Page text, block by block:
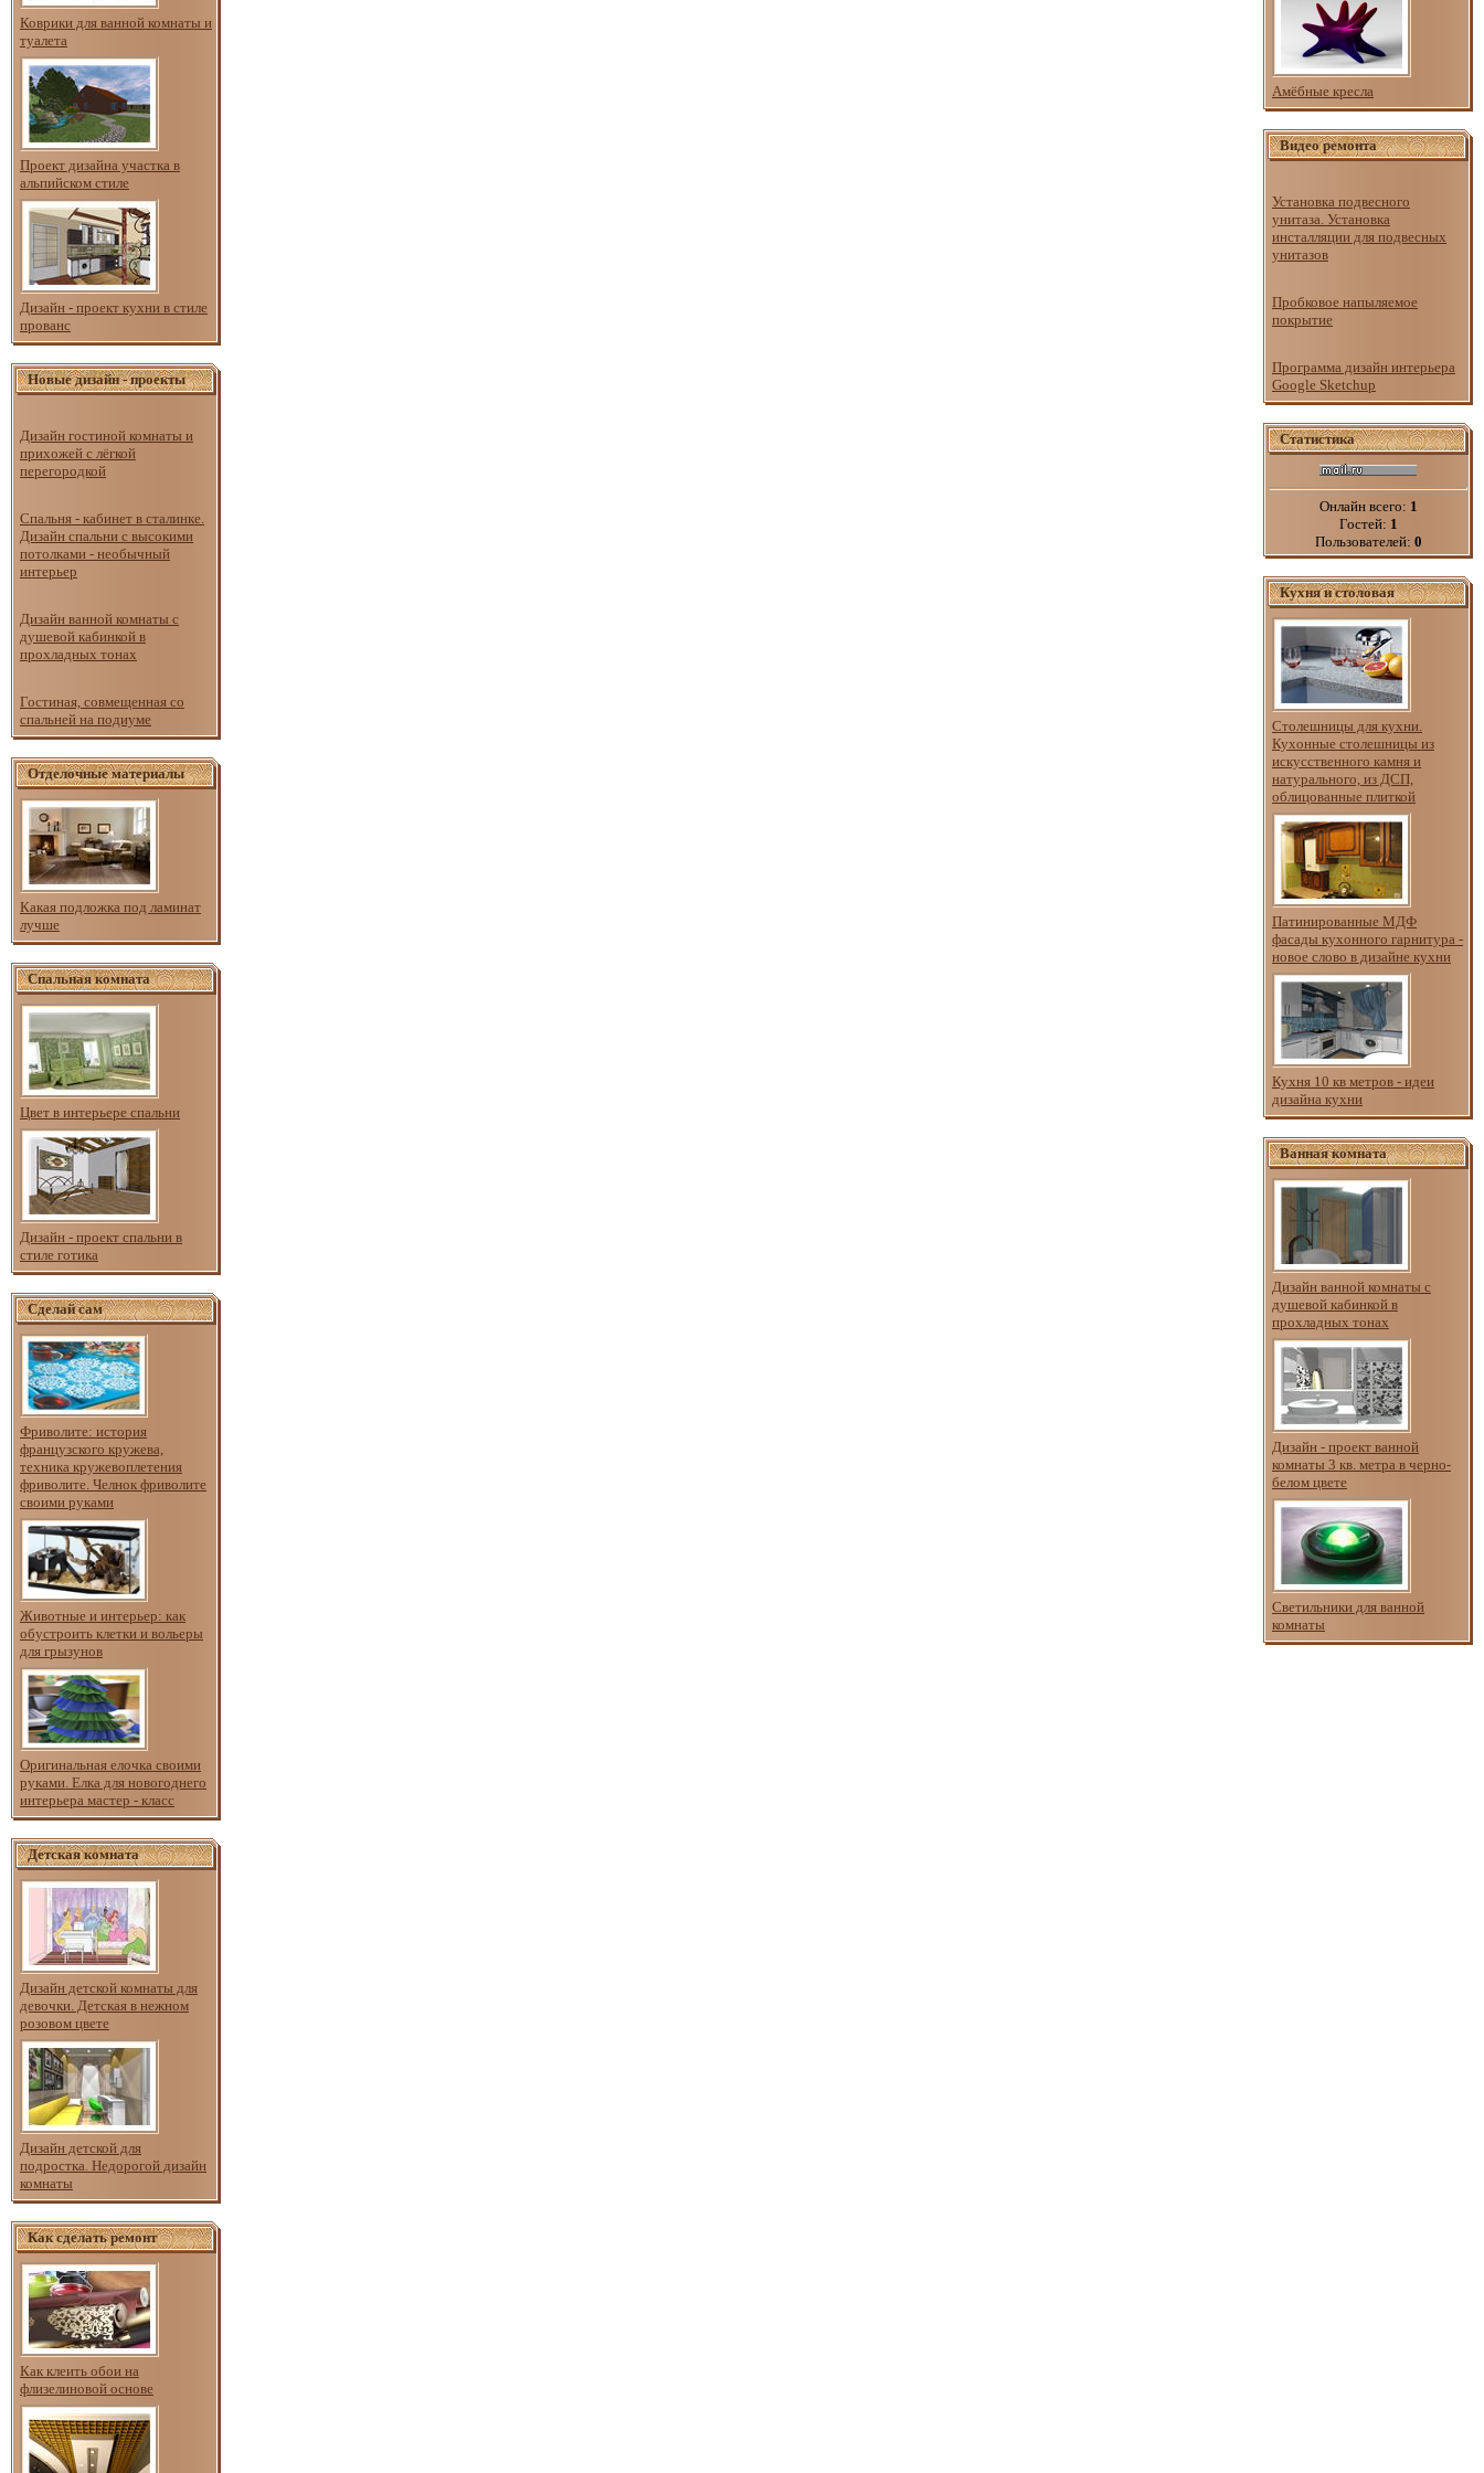
Коврики для ванной комнаты и
туалета
Проект дизайна участка в
альпийском стиле
Дизайн - проект кухни в стиле
прованс
Новые дизайн - проекты
Дизайн гостиной комнаты и
прихожей с лёгкой
перегородкой
Спальня - кабинет в сталинке.
Дизайн спальни с высокими
потолками - необычный
интерьер
Дизайн ванной комнаты с
душевой кабинкой в
прохладных тонах
Гостиная, совмещенная со
спальней на подиуме
Отделочные материалы
Какая подложка под ламинат
лучше
Спальная комната
Цвет в интерьере спальни
Дизайн - проект спальни в
стиле готика
Сделай сам
Фриволите: история
французского кружева,
техника кружевоплетения
фриволите. Челнок фриволите
своими руками
Животные и интерьер: как
обустроить клетки и вольеры
для грызунов
Оригинальная елочка своими
руками. Елка для новогоднего
интерьера мастер - класс
Детская комната
Дизайн детской комнаты для
девочки. Детская в нежном
розовом цвете
Дизайн детской для
подростка. Недорогой дизайн
комнаты
Как сделать ремонт
Как клеить обои на
флизелиновой основе
Амёбные кресла
Видео ремонта
Установка подвесного
унитаза. Установка
инсталляции для подвесных
унитазов
Пробковое напыляемое
покрытие
Программа дизайн интерьера
Google Sketchup
Статистика
Онлайн всего: 1
Гостей: 1
Пользователей: 0
Кухня и столовая
Столешницы для кухни.
Кухонные столешницы из
искусственного камня и
натурального, из ДСП,
облицованные плиткой
Патинированные МДФ
фасады кухонного гарнитура -
новое слово в дизайне кухни
Кухня 10 кв метров - идеи
дизайна кухни
Ванная комната
Дизайн ванной комнаты с
душевой кабинкой в
прохладных тонах
Дизайн - проект ванной
комнаты 3 кв. метра в черно-
белом цвете
Светильники для ванной
комнаты